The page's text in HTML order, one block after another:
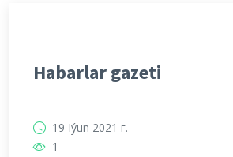
Habarlar gazeti
19 Iýun 2021 г.
1